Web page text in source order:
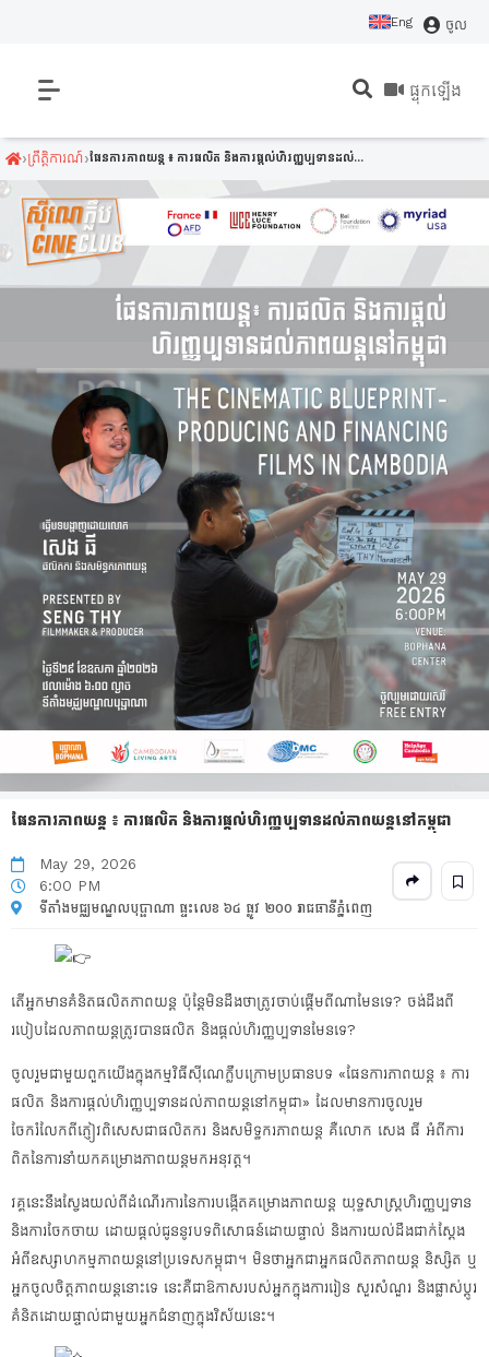
Eng ចូល
ផ្ទុកឡើង
›ព្រឹត្តិការណ៍›ផែនការភាពយន្ត ៖ ការផលិត និងការផ្តល់ហិរញ្ញប្បទានដល់...
ផែនការភាពយន្ត ៖ ការផលិត និងការផ្តល់ហិរញ្ញប្បទានដល់ភាពយន្តនៅកម្ពុជា
May 29, 2026
6:00 PM
ទីតាំងមជ្ឈមណ្ឌលបុប្ផាណា ផ្ទះលេខ ៦៤ ផ្លូវ ២០០ រាជធានីភ្នំពេញ
តើអ្នកមានគំនិតផលិតភាពយន្ត ប៉ុន្តែមិនដឹងថាត្រូវចាប់ផ្តើមពីណាមែនទេ? ចង់ដឹងពី
របៀបដែលភាពយន្តត្រូវបានផលិត និងផ្ដល់ហិរញ្ញប្បទានមែនទេ?
ចូលរួមជាមួយពួកយើងក្នុងកម្មវិធីស៊ីណេក្លឹបក្រោមប្រធានបទ «ផែនការភាពយន្ត ៖ ការ
ផលិត និងការផ្តល់ហិរញ្ញប្បទានដល់ភាពយន្តនៅកម្ពុជា» ដែលមានការចូលរួម
ចែករំលែកពីភ្ញៀវពិសេសជាផលិតករ និងសមិទ្ធករភាពយន្ត គឺលោក សេង ធី អំពីការ
ពិតនៃការនាំយកគម្រោងភាពយន្តមកអនុវត្ត។
វគ្គនេះនឹងស្វែងយល់ពីដំណើរការនៃការបង្កើតគម្រោងភាពយន្ត យុទ្ធសាស្ត្រហិរញ្ញប្បទាន
និងការចែកចាយ ដោយផ្តល់ជូននូវបទពិសោធន៍ដោយផ្ទាល់ និងការយល់ដឹងជាក់ស្តែង
អំពីឧស្សាហកម្មភាពយន្ដនៅប្រទេសកម្ពុជា។ មិនថាអ្នកជាអ្នកផលិតភាពយន្ត និស្សិត ឬ
អ្នកចូលចិត្តភាពយន្តនោះទេ នេះគឺជាឱកាសរបស់អ្នកក្នុងការរៀន សួរសំណួរ និងផ្លាស់ប្តូរ
គំនិតដោយផ្ទាល់ជាមួយអ្នកជំនាញក្នុងវិស័យនេះ។